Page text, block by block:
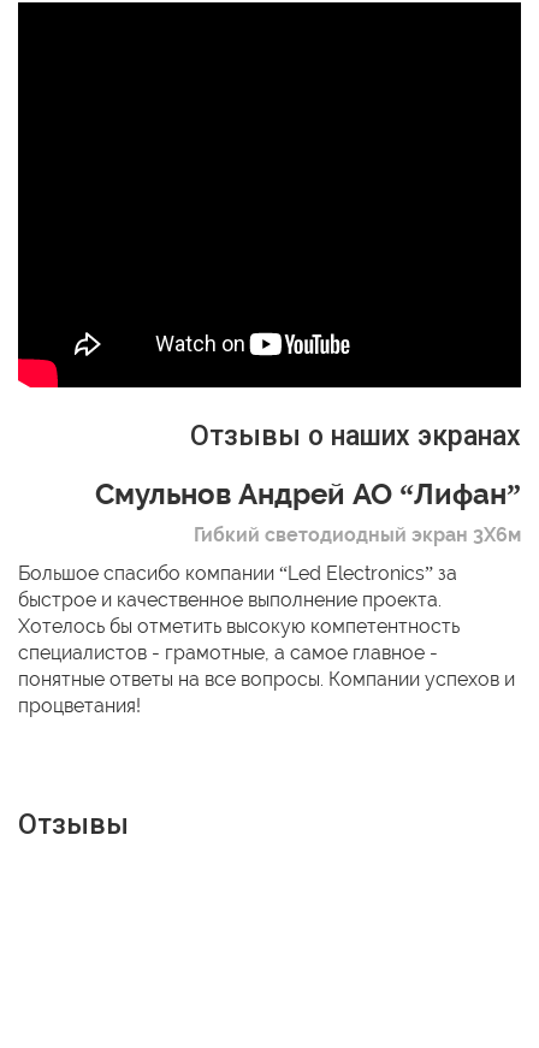
Отзывы о наших экранах
Смульнов Андрей АО “Лифан”
Гибкий светодиодный экран 3Х6м
Большое спасибо компании “Led Electronics” за
быстрое и качественное выполнение проекта.
Хотелось бы отметить высокую компетентность
специалистов - грамотные, а самое главное -
понятные ответы на все вопросы. Компании успехов и
процветания!
Отзывы